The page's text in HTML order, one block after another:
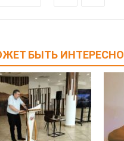
БЫТЬ ИНТЕРЕСНО